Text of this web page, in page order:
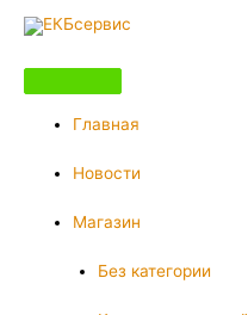
Перейти
содержимому
Главная
Новости
Магазин
Без категории